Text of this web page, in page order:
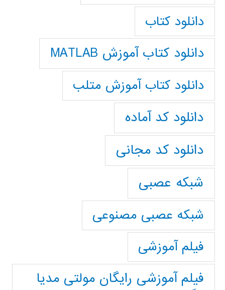
دانلود کتاب
دانلود کتاب آموزش MATLAB
دانلود کتاب آموزش متلب
دانلود کد آماده
دانلود کد مجانی
شبکه عصبی
شبکه عصبی مصنوعی
فیلم آموزشی
فیلم آموزشی رایگان مولتی مدیا